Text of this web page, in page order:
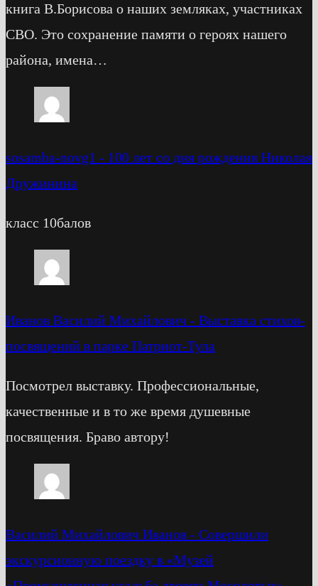
книга В.Борисова о наших земляках, участниках
СВО. Это сохранение памяти о героях нашего
района, имена…
sosamba-novg1 - 100 лет со дня рождения Николая
Дружинина
класс 10балов
Иванов Василий Михайлович - Выставка стихов-
посвящений в парке Патриот-Тула
Посмотрел выставку. Профессиональные,
качественные и в то же время душевные
посвящения. Браво автору!
Василий Михайлович Иванов - Cовершили
экскурсионную поездку в «Музей